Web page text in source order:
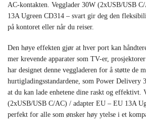
AC-kontakten. Vegglader 30W (2xUSB/USB
13A Ugreen CD314 – svart gir deg den
på kontoret eller når du reiser.
Den høye effekten gjør at hver port kan
mer krevende apparater som TV-er,
har designet denne veggladeren for å støtte de
hurtigladingsstandardene, som Power Delivery
at du kan lade enhetene dine raskt og effektivt.
(2xUSB/USB C/AC) / adapter EU – EU 13A
perfekt for alle som ønsker høy ytelse i et